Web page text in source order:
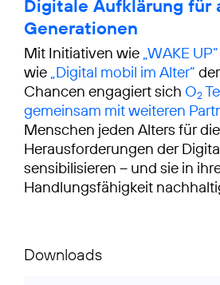
Digitale Aufklärung für
Generationen
Mit Initiativen wie „WAKE UP“
wie „Digital mobil im Alter“
Chancen engagiert sich O2
gemeinsam mit weiteren
Menschen jeden Alters für
Herausforderungen der
sensibilisieren – und sie in
Handlungsfähigkeit
Downloads